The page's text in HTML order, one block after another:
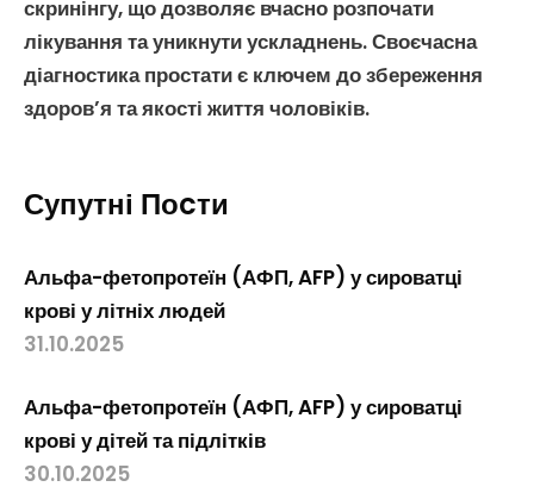
скринінгу, що дозволяє вчасно розпочати
лікування та уникнути ускладнень. Своєчасна
діагностика простатиє ключем до збереження
здоров’я та якості життя чоловіків.
Супутні Поcти
Альфа-фетопротеїн (АФП, AFP) у сироватці
крові у літніх людей
31.10.2025
Альфа-фетопротеїн (АФП, AFP) у сироватці
крові у дітей та підлітків
30.10.2025